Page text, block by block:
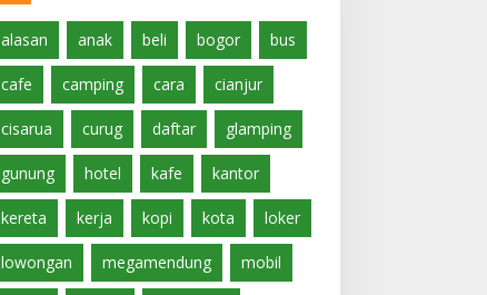
alasan anak beli bogor bus
cafe camping cara cianjur
cisarua curug daftar glamping
gunung hotel kafe kantor
kereta kerja kopi kota loker
lowongan megamendung mobil